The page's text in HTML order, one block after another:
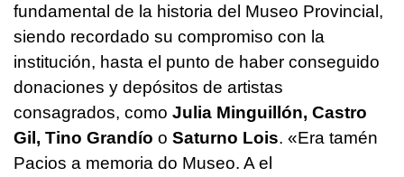
fundamental de la historia del Museo Provincial,
siendo recordado su compromiso con la
institución, hasta el punto de haber conseguido
donaciones y depósitos de artistas
consagrados, como Julia Minguillón, Castro
Gil, Tino Grandío o Saturno Lois. «Era tamén
Pacios a memoria do Museo. A el